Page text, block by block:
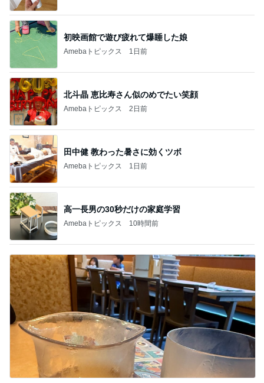
初映画館で遊び疲れて爆睡した娘
Amebaトピックス 1日前
北斗晶 恵比寿さん似のめでたい笑顔
Amebaトピックス 2日前
田中健 教わった暑さに効くツボ
Amebaトピックス 1日前
高一長男の30秒だけの家庭学習
Amebaトピックス 10時間前